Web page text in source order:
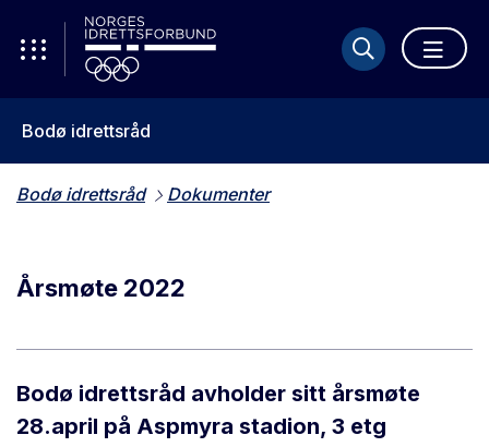
Bodø idrettsråd
Bodø idrettsråd Dokumenter
Årsmøte 2022
Bodø idrettsråd avholder sitt årsmøte
28.april på Aspmyra stadion, 3 etg